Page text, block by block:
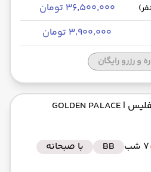
۳۶٬۵۰۰٬۰۰۰ تومان
۳٬۹۰۰٬۰۰۰ تومان
و رزرو رایگان
| GOLDEN PALACE
7 شب BB با صبحانه